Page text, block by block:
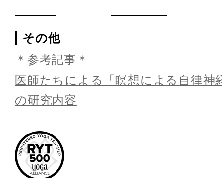
その他
＊参考記事＊
医師たちによる「瞑想による自律神
の研究内容